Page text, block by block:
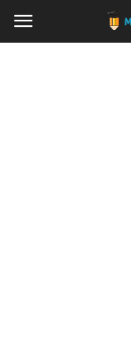
Machinaedukacyjna.pl